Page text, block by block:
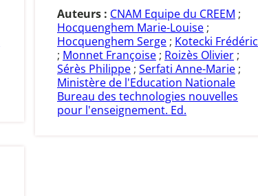
Auteurs : CNAM Equipe du CREEM ;
Hocquenghem Marie-Louise ;
Hocquenghem Serge ; Kotecki Frédéric
; Monnet Françoise ; Roizès Olivier ;
Sérès Philippe ; Serfati Anne-Marie ;
Ministère de l'Education Nationale
Bureau des technologies nouvelles
pour l'enseignement. Ed.